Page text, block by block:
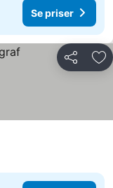
Se priser
Del